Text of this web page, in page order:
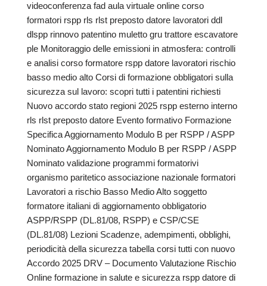
videoconferenza fad aula virtuale online corso
formatori rspp rls rlst preposto datore lavoratori ddl
dlspp rinnovo patentino muletto gru trattore escavatore
ple Monitoraggio delle emissioni in atmosfera: controlli
e analisi corso formatore rspp datore lavoratori rischio
basso medio alto Corsi di formazione obbligatori sulla
sicurezza sul lavoro: scopri tutti i patentini richiesti
Nuovo accordo stato regioni 2025 rspp esterno interno
rls rlst preposto datore Evento formativo Formazione
Specifica Aggiornamento Modulo B per RSPP / ASPP
Nominato Aggiornamento Modulo B per RSPP / ASPP
Nominato validazione programmi formatorivi
organismo paritetico associazione nazionale formatori
Lavoratori a rischio Basso Medio Alto soggetto
formatore italiani di aggiornamento obbligatorio
ASPP/RSPP (DL.81/08, RSPP) e CSP/CSE
(DL.81/08) Lezioni Scadenze, adempimenti, obblighi,
periodicità della sicurezza tabella corsi tutti con nuovo
Accordo 2025 DRV – Documento Valutazione Rischio
Online formazione in salute e sicurezza rspp datore di